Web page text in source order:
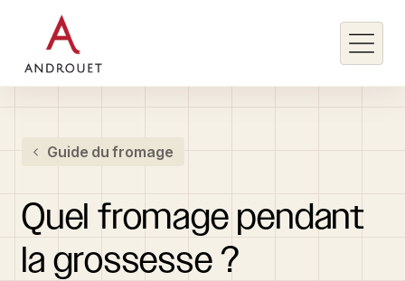
Rechercher un mot clé
Guide du fromage
Quel fromage pendant
la grossesse ?